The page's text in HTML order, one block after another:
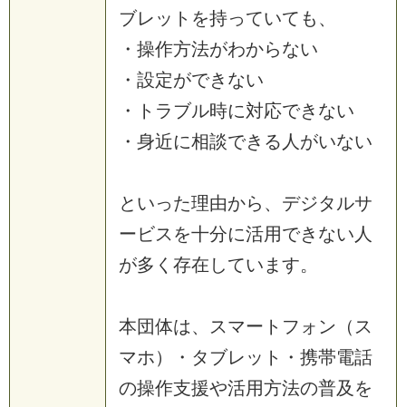
ブレットを持っていても、
・操作方法がわからない
・設定ができない
・トラブル時に対応できない
・身近に相談できる人がいない
といった理由から、デジタルサ
ービスを十分に活用できない人
が多く存在しています。
本団体は、スマートフォン（ス
マホ）・タブレット・携帯電話
の操作支援や活用方法の普及を